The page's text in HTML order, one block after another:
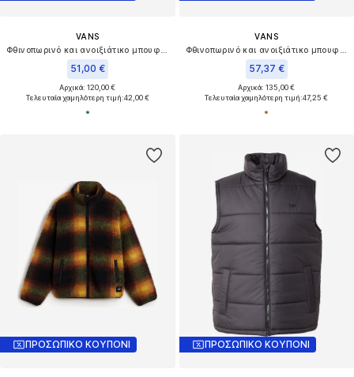
VANS
51,00 €
Αρχικά: 120,00 €
Τελευταία χαμηλότερη τιμή:42,00 €
VANS
57,37 €
Αρχικά: 135,00 €
Τελευταία χαμηλότερη τιμή:47,25 €
ΠΡΟΣΩΠΙΚΟ ΚΟΥΠΟΝΙ ΠΡΟΣΩΠΙΚΟ ΚΟΥΠΟΝΙ